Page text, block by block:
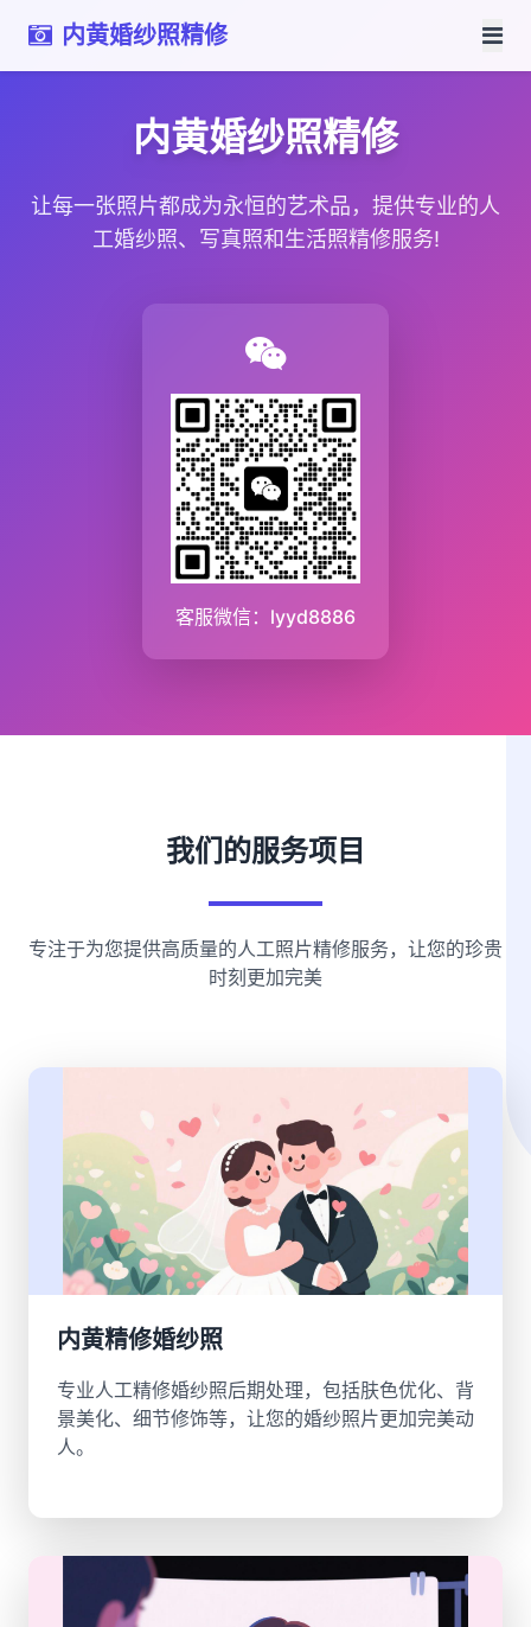
内黄婚纱照精修
内黄婚纱照精修
让每一张照片都成为永恒的艺术品，提供专业的人
工婚纱照、写真照和生活照精修服务!
客服微信：lyyd8886
我们的服务项目
专注于为您提供高质量的人工照片精修服务，让您的珍贵
时刻更加完美
内黄精修婚纱照
专业人工精修婚纱照后期处理，包括肤色优化、背
景美化、细节修饰等，让您的婚纱照片更加完美动
人。